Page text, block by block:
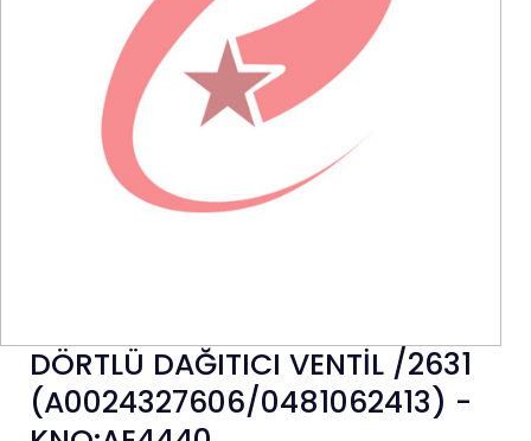
DÖRTLÜ DAĞITICI VENTİL /2631
(A0024327606/0481062413) -